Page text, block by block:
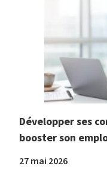
Développer ses
booster son
27 mai 2026